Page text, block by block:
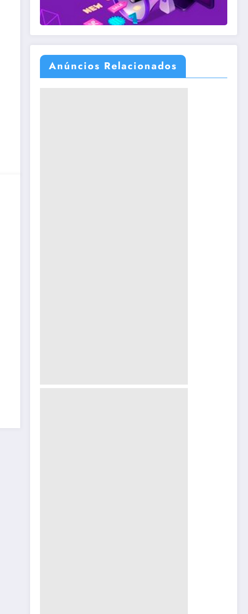
Anúncios Relacionados